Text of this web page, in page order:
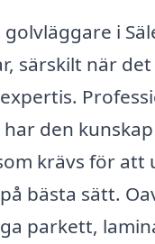
i
särskilt när
den
krävs för att
bästa sätt.
parkett,